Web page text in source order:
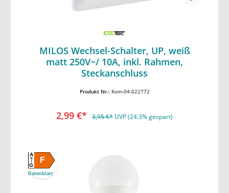
MILOS Wechsel-Schalter, UP, weiß
matt 250V~/ 10A, inkl. Rahmen,
Steckanschluss
Produkt Nr.: Kom-04-022772
2,99 €* 3,95 €* UVP (24.3% gespart)
In den Warenkorb
F
A
G
Datenblatt